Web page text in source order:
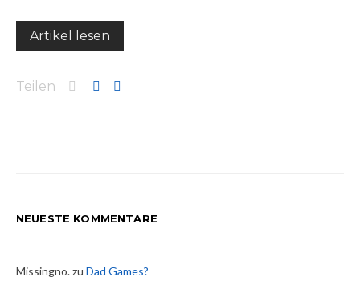
Artikel lesen
Teilen
NEUESTE KOMMENTARE
Missingno.zu Dad Games?